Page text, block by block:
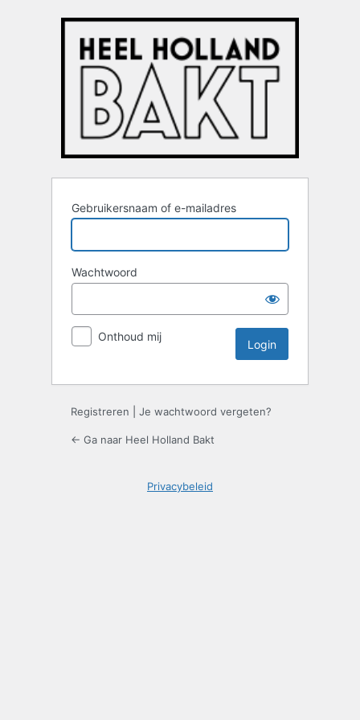
Gebruikersnaam of e-mailadres
Wachtwoord
Onthoud mij
Registreren Je wachtwoord vergeten?
← Ga naar Heel Holland Bakt
Privacybeleid